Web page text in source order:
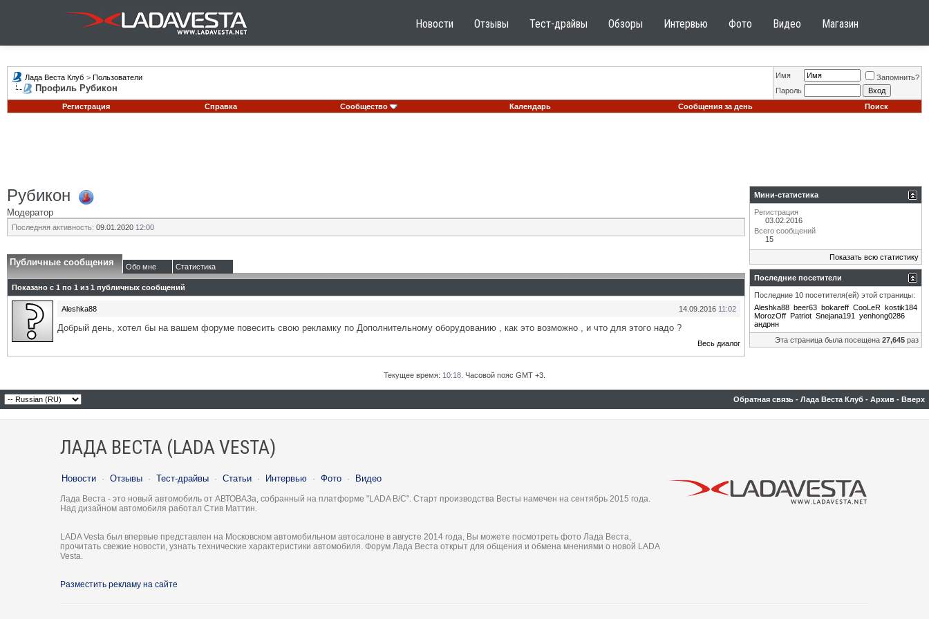
Новости Отзывы Тест-драйвы Обзоры Интервью Фото Видео Магазин
Лада Веста Клуб > Пользователи
Профиль Рубикон
Имя
Запомнить?
Пароль
Регистрация
Справка Сообщество Календарь Сообщения за день Поиск
Рубикон
Модератор
Последняя активность: 09.01.2020 12:00
Публичные сообщения Обо мне Статистика
Показано с 1 по 1 из 1 публичных сообщений
14.09.2016 11:02
Aleshka88
Добрый день, хотел бы на вашем форуме повесить свою рекламку по Дополнительному оборудованию , как это возможно , и что для этого надо ?
Весь диалог
Мини-статистика
Регистрация
03.02.2016
Всего сообщений
15
Показать всю статистику
Последние посетители
Последние 10 посетителя(ей) этой страницы:
Aleshka88 beer63 bokareff CooLeR kostik184
MorozOff Patriot Snejana191
yenhong0286
андрнн
Эта страница была посещена 27,645 раз
Текущее время: 10:18 . Часовой пояс GMT +3.
Обратная связь - Лада Веста Клуб - Архив - Вверх
ЛАДА ВЕСТА (LADA VESTA)
Новости · Отзывы · Тест-драйвы · Статьи · Интервью · Фото · Видео
Лада Веста - это новый автомобиль от АВТОВАЗа, собранный на платформе "LADA B/C". Старт производства Весты намечен на сентябрь 2015 года.
Над дизайном автомобиля работал Стив Маттин.
LADA Vesta был впервые представлен на Московском автомобильном автосалоне в августе 2014 года, Вы можете посмотреть фото Лада Веста,
прочитать свежие новости, узнать технические характеристики автомобиля. Форум Лада Веста открыт для общения и обмена мнениями о новой LADA
Vesta.
Разместить рекламу на сайте